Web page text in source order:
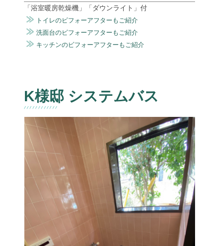
「浴室暖房乾燥機」「ダウンライト」付
トイレのビフォーアフターもご紹介
洗面台のビフォーアフターもご紹介
キッチンのビフォーアフターもご紹介
K様邸 システムバス